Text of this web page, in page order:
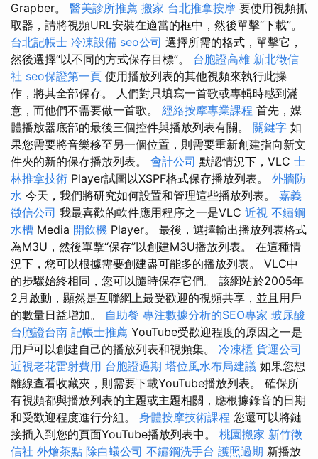
Grapber。 醫美診所推薦 搬家 台北推拿按摩 要使用視頻抓
取器，請將視頻URL安裝在適當的框中，然後單擊“下載”。
台北記帳士 冷凍設備 seo公司 選擇所需的格式，單擊它，
然後選擇“以不同的方式保存目標”。 台胞證高雄 新北徵信
社 seo保證第一頁 使用播放列表的其他視頻來執行此操
作，將其全部保存。 人們對只填寫一首歌或專輯時感到滿
意，而他們不需要做一首歌。 經絡按摩專業課程 首先，媒
體播放器底部的最後三個控件與播放列表有關。 關鍵字 如
果您需要將音樂移至另一個位置，則需要重新創建指向新文
件夾的新的保存播放列表。 會計公司 默認情況下，VLC 士
林推拿技術 Player試圖以XSPF格式保存播放列表。 外牆防
水 今天，我們將研究如何設置和管理這些播放列表。 嘉義
徵信公司 我最喜歡的軟件應用程序之一是VLC 近視 不鏽鋼
水槽 Media 開飲機 Player。 最後，選擇輸出播放列表格式
為M3U，然後單擊“保存”以創建M3U播放列表。 在這種情
況下，您可以根據需要創建盡可能多的播放列表。 VLC中
的步驟始終相同，您可以隨時保存它們。 該網站於2005年
2月啟動，顯然是互聯網上最受歡迎的視頻共享，並且用戶
的數量日益增加。 自助餐 專注數據分析的SEO專家 玻尿酸
台胞證台南 記帳士推薦 YouTube受歡迎程度的原因之一是
用戶可以創建自己的播放列表和視頻集。 冷凍櫃 貨運公司
近視老花雷射費用 台胞證過期 塔位風水布局建議 如果您想
離線查看收藏夾，則需要下載YouTube播放列表。 確保所
有視頻都與播放列表的主題或主題相關，應根據錄音的日期
和受歡迎程度進行分組。 身體按摩技術課程 您還可以將鏈
接插入到您的頁面YouTube播放列表中。 桃園搬家 新竹徵
信社 外燴茶點 除白蟻公司 不鏽鋼洗手台 護照過期 新播放